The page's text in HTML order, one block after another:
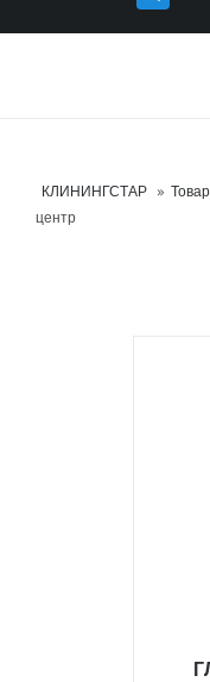
КЛИНИНГСТАР »
центр